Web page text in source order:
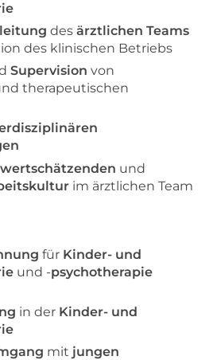
des ärztlichen Teams
des klinischen Betriebs
Supervision von
therapeutischen
wertschätzenden und
im ärztlichen Team
für Kinder- und
und -psychotherapie
in der Kinder- und
mit jungen